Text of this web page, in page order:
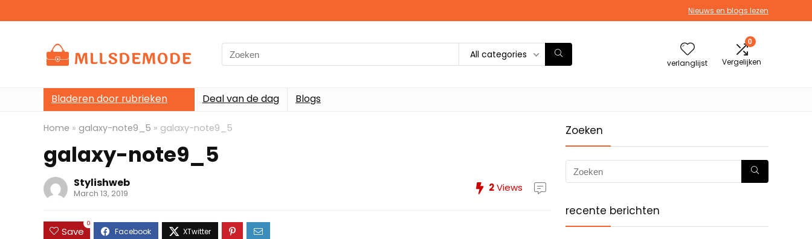
Nieuws en blogs lezen
Search
for:
All categories
verlanglijst
0
Vergelijken
Bladeren door rubrieken Deal van de dag Blogs
Home » galaxy-note9_5 » galaxy-note9_5
galaxy-note9_5
Stylishweb
March 13, 2019 2Views
Save
0
Zoeken
recente berichten